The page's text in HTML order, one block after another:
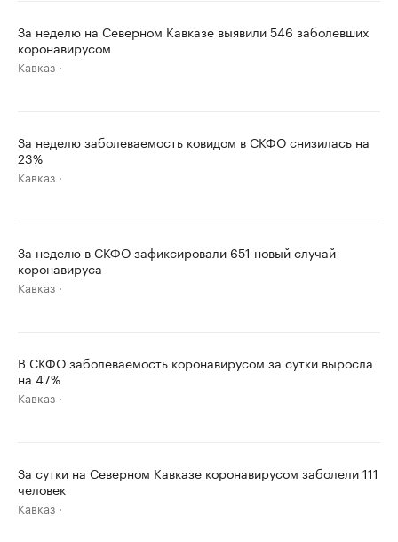
За неделю на Северном Кавказе выявили 546 заболевших
коронавирусом
Кавказ
За неделю заболеваемость ковидом в СКФО снизилась на
23%
Кавказ
За неделю в СКФО зафиксировали 651 новый случай
коронавируса
Кавказ
В СКФО заболеваемость коронавирусом за сутки выросла
на 47%
Кавказ
За сутки на Северном Кавказе коронавирусом заболели 111
человек
Кавказ